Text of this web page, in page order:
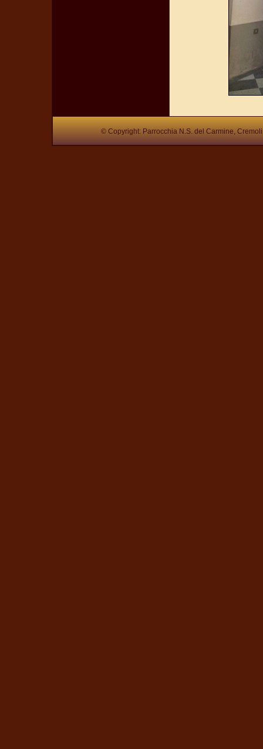
© Copyright: Parrocchia N.S. del Carmine,